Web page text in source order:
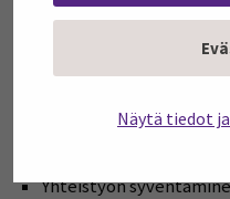
Näytä tiedot
rahoitusmalli
Yhteistyön ja
Klusterien roolin
Alueellisten
Yhteistyön